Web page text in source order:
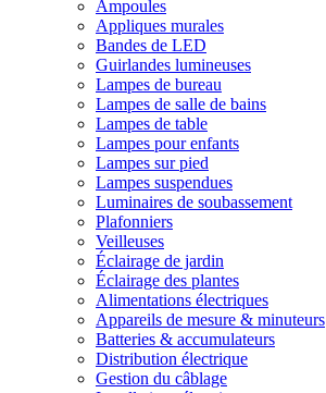
Ampoules
Appliques murales
Bandes de LED
Guirlandes lumineuses
Lampes de bureau
Lampes de salle de bains
Lampes de table
Lampes pour enfants
Lampes sur pied
Lampes suspendues
Luminaires de soubassement
Plafonniers
Veilleuses
Éclairage de jardin
Éclairage des plantes
Alimentations électriques
Appareils de mesure & minuteurs
Batteries & accumulateurs
Distribution électrique
Gestion du câblage